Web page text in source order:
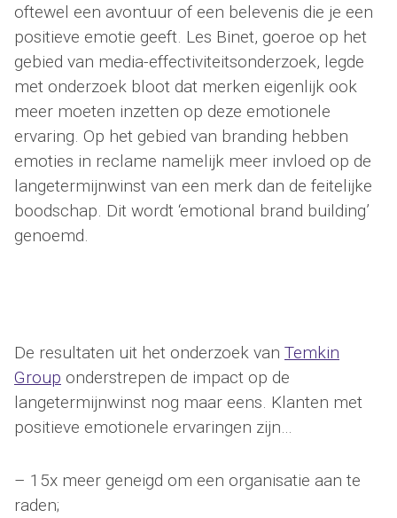
oftewel een avontuur of een belevenis die je een
positieve emotie geeft. Les Binet, goeroe op het
gebied van media-effectiviteitsonderzoek, legde
met onderzoek bloot dat merken eigenlijk ook
meer moeten inzetten op deze emotionele
ervaring. Op het gebied van branding hebben
emoties in reclame namelijk meer invloed op de
langetermijnwinst van een merk dan de feitelijke
boodschap. Dit wordt ‘emotional brand building’
genoemd.
De resultaten uit het onderzoek van Temkin
Group onderstrepen de impact op de
langetermijnwinst nog maar eens. Klanten met
positieve emotionele ervaringen zijn…
– 15x meer geneigd om een organisatie aan te
raden;